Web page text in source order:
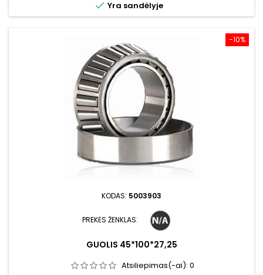
 Yra sandėlyje
−10%
KODAS: 5003903
PREKĖS ŽENKLAS:
GUOLIS 45*100*27,25
Atsiliepimas(-ai): 0